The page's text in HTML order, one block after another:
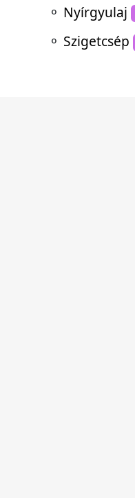
⚬ Nyírgyulaj
⚬ Szigetcsép